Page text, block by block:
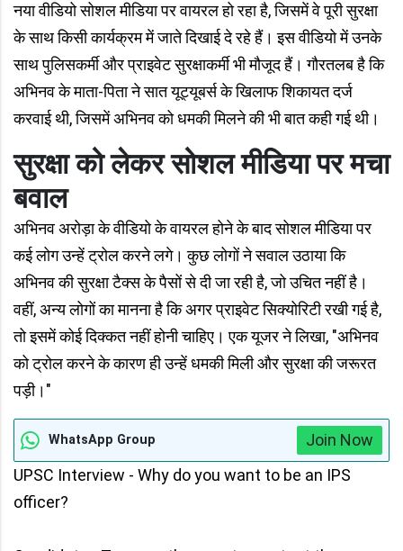
नया वीडियो सोशल मीडिया पर वायरल हो रहा है, जिसमें वे पूरी सुरक्षा
के साथ किसी कार्यक्रम में जाते दिखाई दे रहे हैं। इस वीडियो में उनके
साथ पुलिसकर्मी और प्राइवेट सुरक्षाकर्मी भी मौजूद हैं। गौरतलब है कि
अभिनव के माता-पिता ने सात यूट्यूबर्स के खिलाफ शिकायत दर्ज
करवाई थी, जिसमें अभिनव को धमकी मिलने की भी बात कही गई थी।
सुरक्षा को लेकर सोशल मीडिया पर मचा
बवाल
अभिनव अरोड़ा के वीडियो के वायरल होने के बाद सोशल मीडिया पर
कई लोग उन्हें ट्रोल करने लगे। कुछ लोगों ने सवाल उठाया कि
अभिनव की सुरक्षा टैक्स के पैसों से दी जा रही है, जो उचित नहीं है।
वहीं, अन्य लोगों का मानना है कि अगर प्राइवेट सिक्योरिटी रखी गई है,
तो इसमें कोई दिक्कत नहीं होनी चाहिए। एक यूजर ने लिखा, "अभिनव
को ट्रोल करने के कारण ही उन्हें धमकी मिली और सुरक्षा की जरूरत
पड़ी।"
WhatsApp Group
Join Now
UPSC Interview - Why do you want to be an IPS
officer?